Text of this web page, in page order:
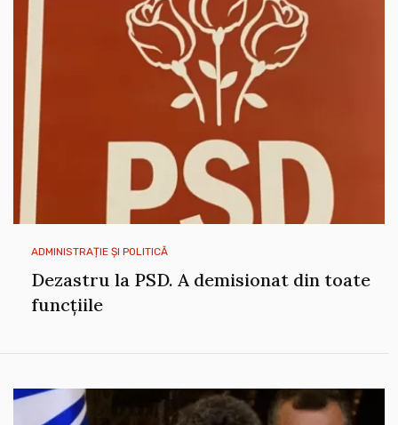
ADMINISTRAȚIE ȘI POLITICĂ
Dezastru la PSD. A demisionat din toate
funcțiile